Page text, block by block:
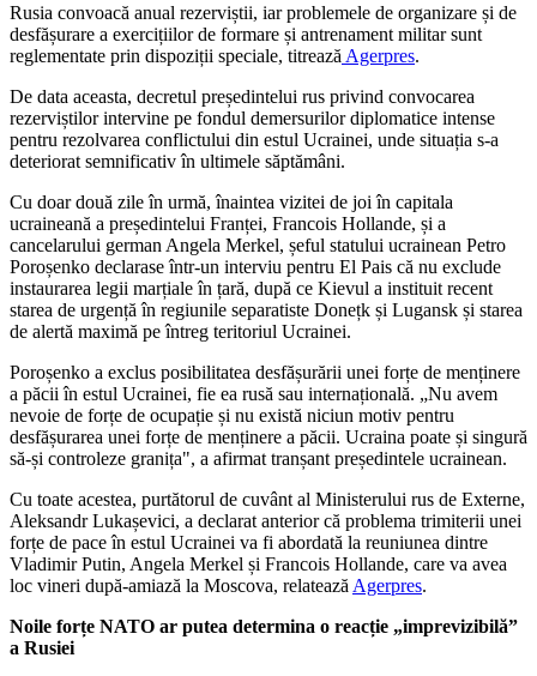
Rusia convoacă anual rezerviștii, iar problemele de organizare și de
desfășurare a exercițiilor de formare și antrenament militar sunt
reglementate prin dispoziții speciale, titrează Agerpres.
De data aceasta, decretul președintelui rus privind convocarea
rezerviștilor intervine pe fondul demersurilor diplomatice intense
pentru rezolvarea conflictului din estul Ucrainei, unde situația s-a
deteriorat semnificativ în ultimele săptămâni.
Cu doar două zile în urmă, înaintea vizitei de joi în capitala
ucraineană a președintelui Franței, Francois Hollande, și a
cancelarului german Angela Merkel, șeful statului ucrainean Petro
Poroșenko declarase într-un interviu pentru El Pais că nu exclude
instaurarea legii marțiale în țară, după ce Kievul a instituit recent
starea de urgență în regiunile separatiste Donețk și Lugansk și starea
de alertă maximă pe întreg teritoriul Ucrainei.
Poroșenko a exclus posibilitatea desfășurării unei forțe de menținere
a păcii în estul Ucrainei, fie ea rusă sau internațională. „Nu avem
nevoie de forțe de ocupație și nu există niciun motiv pentru
desfășurarea unei forțe de menținere a păcii. Ucraina poate și singură
să-și controleze granița", a afirmat tranșant președintele ucrainean.
Cu toate acestea, purtătorul de cuvânt al Ministerului rus de Externe,
Aleksandr Lukașevici, a declarat anterior că problema trimiterii unei
forțe de pace în estul Ucrainei va fi abordată la reuniunea dintre
Vladimir Putin, Angela Merkel și Francois Hollande, care va avea
loc vineri după-amiază la Moscova, relatează Agerpres.
Noile forțe NATO ar putea determina o reacție „imprevizibilă”
a Rusiei